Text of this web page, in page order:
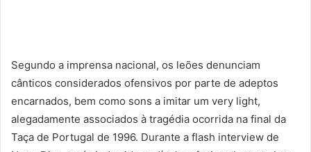
Segundo a imprensa nacional, os leões denunciam
cânticos considerados ofensivos por parte de adeptos
encarnados, bem como sons a imitar um very light,
alegadamente associados à tragédia ocorrida na final da
Taça de Portugal de 1996. Durante a flash interview de